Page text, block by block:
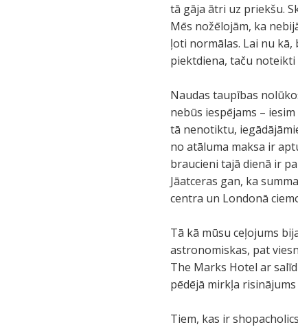
tā gāja ātri uz priekšu.
Mēs nožēlojām, ka
ļoti normālas. Lai nu
piektdiena, taču noteikti
Naudas taupības
nebūs iespējams –
tā nenotiktu,
no atāluma maksa ir
braucieni tajā dienā ir
Jāatceras gan, ka
centra un Londonā
Tā kā mūsu ceļojums
astronomiskas, pat
The Marks Hotel ar
pēdējā mirkļa
Tiem, kas ir